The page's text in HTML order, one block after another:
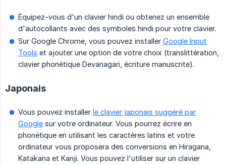
Équipez-vous d'un clavier hindi ou obtenez un ensemble
d'autocollants avec des symboles hindi pour votre clavier.
Sur Google Chrome, vous pouvez installer Google Input
Tools et ajouter une option de votre choix (translittération,
clavier phonétique Devanagari, écriture manuscrite).
Japonais
Vous pouvez installer le clavier japonais suggéré par
Google sur votre ordinateur. Vous pourrez écrire en
phonétique en utilisant les caractères latins et votre
ordinateur vous proposera des conversions en Hiragana,
Katakana et Kanji. Vous pouvez l'utiliser sur un clavier